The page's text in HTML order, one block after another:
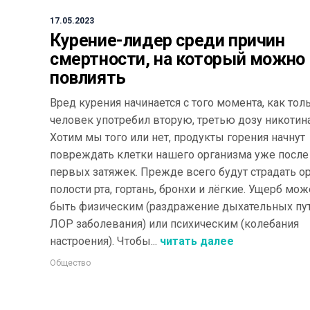
17.05.2023
Курение-лидер среди причин
смертности, на который можно
повлиять
Вред курения начинается с того момента, как
человек употребил вторую, третью дозу
Хотим мы того или нет, продукты горения начнут
повреждать клетки нашего организма уже после
первых затяжек. Прежде всего будут страдать
полости рта, гортань, бронхи и лёгкие. Ущерб
быть физическим (раздражение дыхательных
ЛОР заболевания) или психическим (колебания
настроения). Чтобы... читать далее
Общество